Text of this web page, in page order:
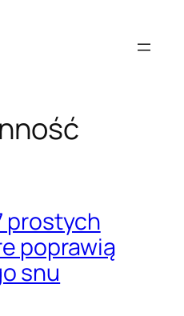
prostych
poprawią
snu